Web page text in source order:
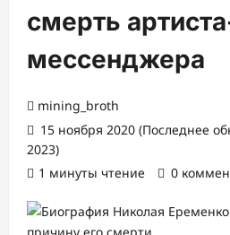
смерть
мессенджера
mining_broth
15 ноября 2020 (Последнее
2023)
1 минуты чтение
0